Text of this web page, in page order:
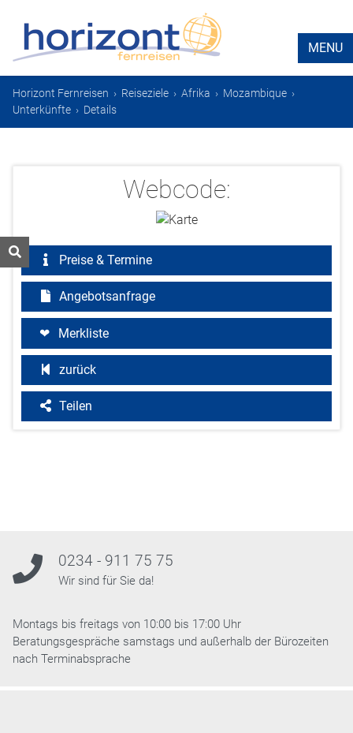
MENU
Horizont Fernreisen › Reiseziele › Afrika › Mozambique ›
Unterkünfte › Details
Webcode:
Preise & Termine
Angebotsanfrage
Merkliste
zurück
Teilen
0234 - 911 75 75
Wir sind für Sie da!
Montags bis freitags von 10:00 bis 17:00 Uhr
Beratungsgespräche samstags und außerhalb der Bürozeiten
nach Terminabsprache